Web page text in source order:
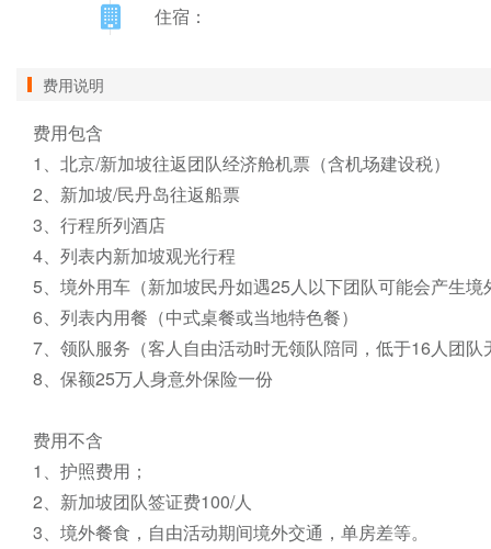
住宿：
费用说明
费用包含
1、北京/新加坡往返团队经济舱机票（含机场建设税）
2、新加坡/民丹岛往返船票
3、行程所列酒店
4、列表内新加坡观光行程
5、境外用车（新加坡民丹如遇25人以下团队可能会产生
6、列表内用餐（中式桌餐或当地特色餐）
7、领队服务（客人自由活动时无领队陪同，低于16人团队
8、保额25万人身意外保险一份
费用不含
1、护照费用；
2、新加坡团队签证费100/人
3、境外餐食，自由活动期间境外交通，单房差等。